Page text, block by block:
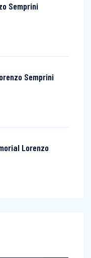
Semprini
Semprini
Lorenzo